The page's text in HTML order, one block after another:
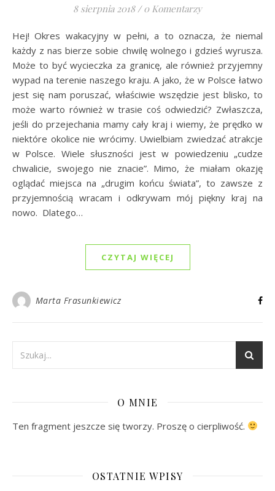
8 sierpnia 2018 / 0 Komentarzy
Hej! Okres wakacyjny w pełni, a to oznacza, że niemal
każdy z nas bierze sobie chwilę wolnego i gdzieś wyrusza.
Może to być wycieczka za granicę, ale również przyjemny
wypad na terenie naszego kraju. A jako, że w Polsce łatwo
jest się nam poruszać, właściwie wszędzie jest blisko, to
może warto również w trasie coś odwiedzić? Zwłaszcza,
jeśli do przejechania mamy cały kraj i wiemy, że prędko w
niektóre okolice nie wrócimy. Uwielbiam zwiedzać atrakcje
w Polsce. Wiele słuszności jest w powiedzeniu „cudze
chwalicie, swojego nie znacie”. Mimo, że miałam okazję
oglądać miejsca na „drugim końcu świata”, to zawsze z
przyjemnością wracam i odkrywam mój piękny kraj na
nowo. Dlatego…
CZYTAJ WIĘCEJ
Marta Frasunkiewicz
O MNIE
Ten fragment jeszcze się tworzy. Proszę o cierpliwość.
OSTATNIE WPISY